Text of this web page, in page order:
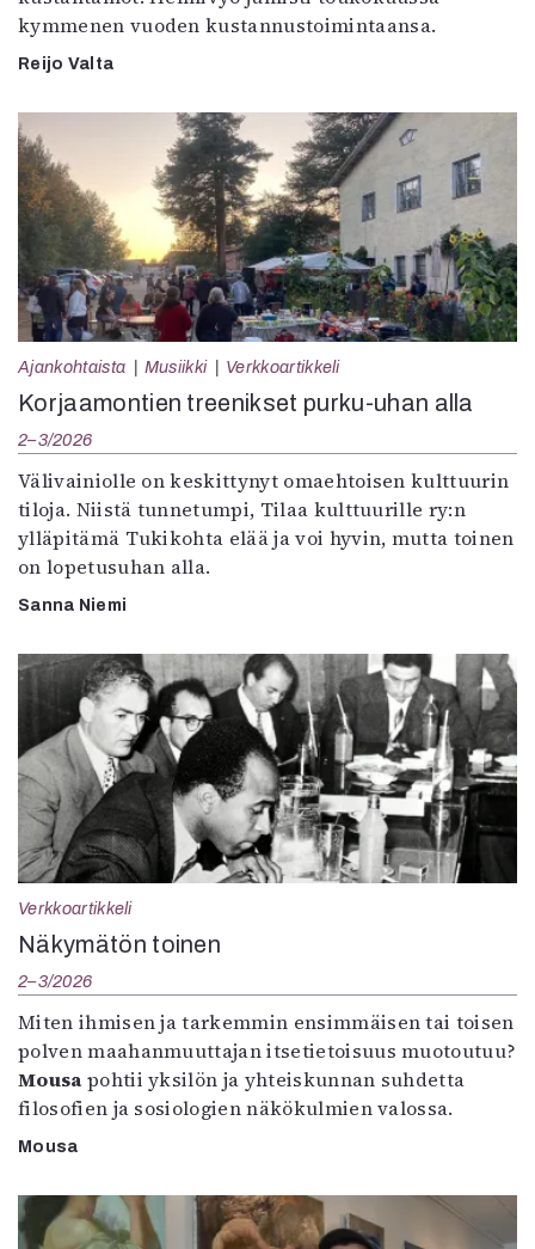
kymmenen vuoden kustannustoimintaansa.
Reijo Valta
Ajankohtaista Musiikki Verkkoartikkeli
Korjaamontien treenikset purku-uhan alla
2–3/2026
Välivainiolle on keskittynyt omaehtoisen kulttuurin
tiloja. Niistä tunnetumpi, Tilaa kulttuurille ry:n
ylläpitämä Tukikohta elää ja voi hyvin, mutta toinen
on lopetusuhan alla.
Sanna Niemi
Verkkoartikkeli
Näkymätön toinen
2–3/2026
Miten ihmisen ja tarkemmin ensimmäisen tai toisen
polven maahanmuuttajan itsetietoisuus muotoutuu?
Mousa pohtii yksilön ja yhteiskunnan suhdetta
filosofien ja sosiologien näkökulmien valossa.
Mousa